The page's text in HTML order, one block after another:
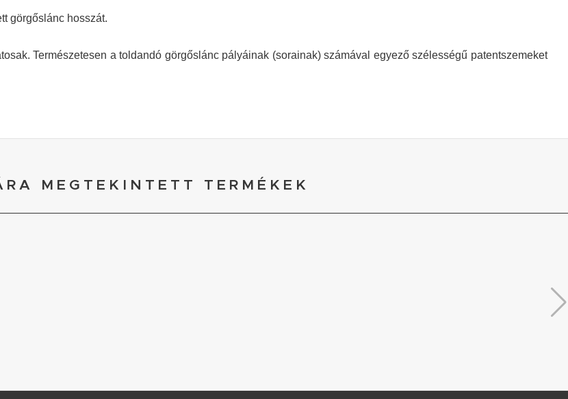
görgőslánc hosszát.
Természetesen a toldandó görgőslánc pályáinak (sorainak) számával egyező szélességű patentszemeket
MEGTEKINTETT TERMÉKEK